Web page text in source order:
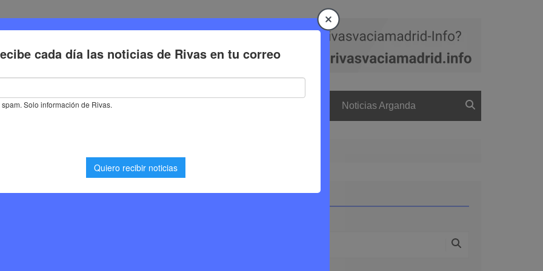
Deporte Cultura Trabajo Noticias Arganda
motores para
su Festival de Cine